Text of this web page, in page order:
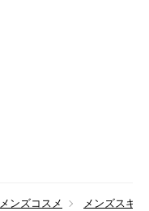
メンズコスメ メンズスキ